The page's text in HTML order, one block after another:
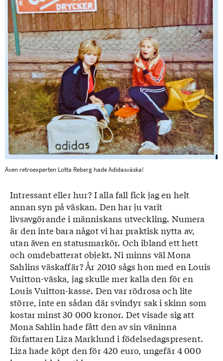
Även retroexperten Lotta Reberg hade Adidasväska!
Intressant eller hur? I alla fall fick jag en helt
annan syn på väskan. Den har ju varit
livsavgörande i människans utveckling. Numera
är den inte bara något vi har praktisk nytta av,
utan även en statusmarkör. Och ibland ett hett
och omdebatterat objekt. Ni minns väl Mona
Sahlins väskaffär? År 2010 sågs hon med en Louis
Vuitton-väska, jag skulle mer kalla den för en
Louis Vuitton-kasse. Den var rödrosa och lite
större, inte en sådan där svindyr sak i skinn som
kostar minst 30 000 kronor. Det visade sig att
Mona Sahlin hade fått den av sin väninna
författaren Liza Marklund i födelsedagspresent.
Liza hade köpt den för 420 euro, ungefär 4 000